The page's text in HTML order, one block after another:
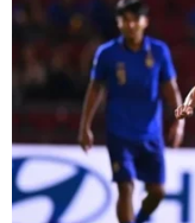
Italy kêu gọi
thúc đẩy tăng
09/07/2014 03:47
Bộ trưởng Tài
họp của các Bộ